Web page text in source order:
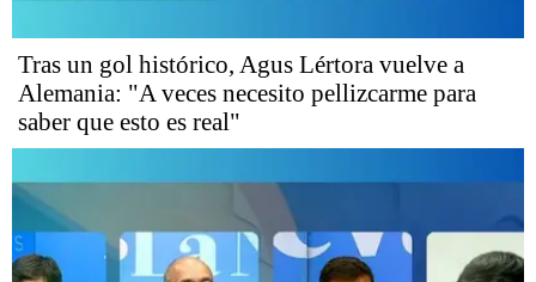
Tras un gol histórico, Agus Lértora vuelve a
Alemania: "A veces necesito pellizcarme para
saber que esto es real"